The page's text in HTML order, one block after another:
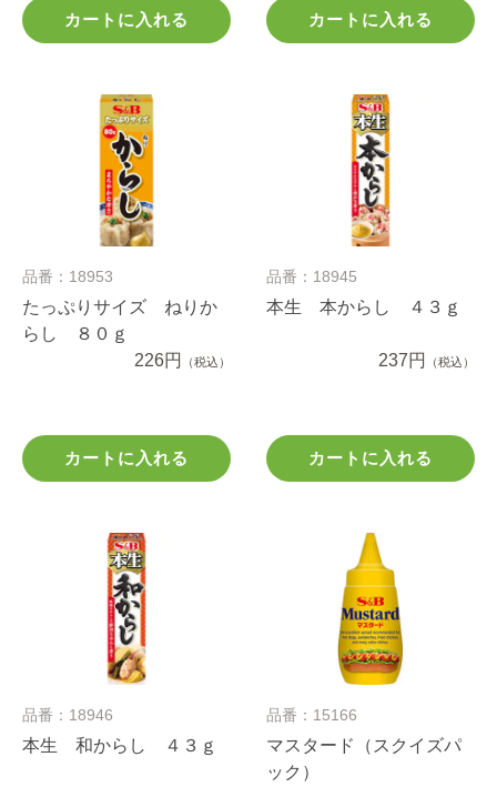
カートに入れる カートに入れる
品番：18953
たっぷりサイズ ねりか
らし ８０ｇ
226円
（税込）
カートに入れる
品番：18945
本生 本からし ４３ｇ
237円 （税込）
カートに入れる
品番：18946
本生 和からし ４３ｇ
品番：15166
マスタード（スクイズパ
ック）